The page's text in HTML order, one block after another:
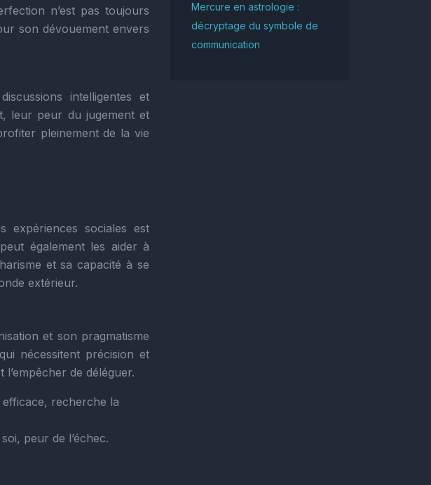
n’est pas toujours
son dévouement envers
intelligentes et
leur peur du jugement et
pleinement de la vie
sociales est
également les aider à
et sa capacité à se
extérieur.
et son pragmatisme
nécessitent précision et
de déléguer.
recherche la
peur de l’échec.
Mercure en astrologie :
décryptage du symbole de
communication